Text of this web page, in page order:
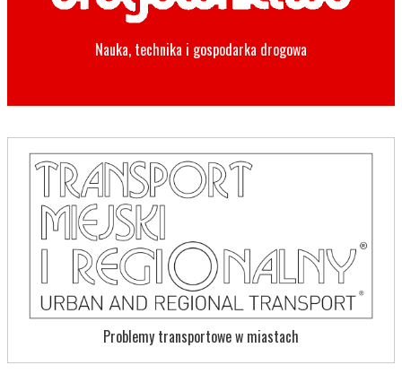
Nauka, technika i gospodarka drogowa
Problemy transportowe w miastach